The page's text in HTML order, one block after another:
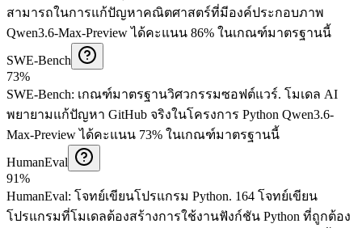
สามารถในการแก้ปัญหาคณิตศาสตร์ที่มีองค์ประกอบภาพ
Qwen3.6-Max-Preview ได้คะแนน 86% ในเกณฑ์มาตรฐานนี้
SWE-Bench
73%
SWE-Bench: เกณฑ์มาตรฐานวิศวกรรมซอฟต์แวร์. โมเดล AI
พยายามแก้ปัญหา GitHub จริงในโครงการ Python Qwen3.6-
Max-Preview ได้คะแนน 73% ในเกณฑ์มาตรฐานนี้
HumanEval
91%
HumanEval: โจทย์เขียนโปรแกรม Python. 164 โจทย์เขียน
โปรแกรมที่โมเดลต้องสร้างการใช้งานฟังก์ชัน Python ที่ถูกต้อง